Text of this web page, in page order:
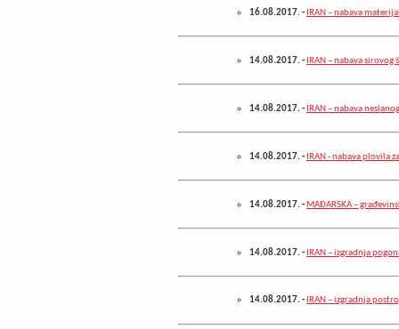
16.08.2017.- IRAN – nabava
14.08.2017.- IRAN – nabava sirovog
14.08.2017.- IRAN – nabava
14.08.2017.- IRAN - nabava plovila
14.08.2017.- MAĐARSKA –
14.08.2017.- IRAN – izgradnja
14.08.2017.-IRAN – izgradnja